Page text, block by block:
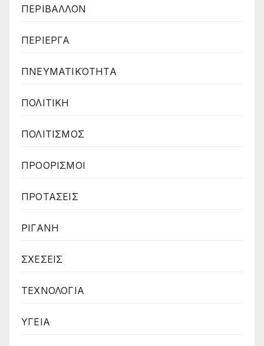
ΠΕΡΙΒΑΛΛΟΝ
ΠΕΡΙΕΡΓΑ
ΠΝΕΥΜΑΤΙΚΌΤΗΤΑ
ΠΟΛΙΤΙΚΗ
ΠΟΛΙΤΙΣΜΟΣ
ΠΡΟΟΡΙΣΜΟΙ
ΠΡΟΤΑΣΕΙΣ
ΡΙΓΑΝΗ
ΣΧΕΣΕΙΣ
ΤΕΧΝΟΛΟΓΙΑ
ΥΓΕΙΑ